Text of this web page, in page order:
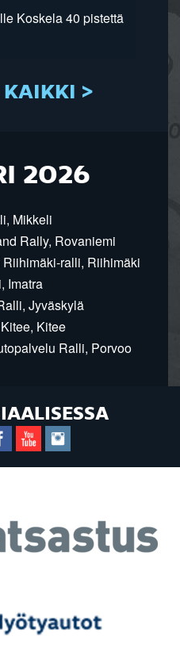
Koskela 40 pistettä
KAIKKI >
2026
Mikkeli
Rally, Rovaniemi
ralli, Riihimäki
Imatra
Jyväskylä
Kitee
Ralli, Porvoo